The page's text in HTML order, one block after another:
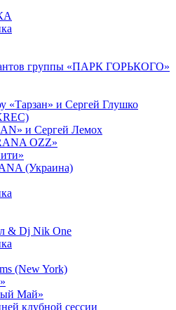
группы «ПАРК ГОРЬКОГО»
«Тарзан» и Сергей Глушко
и Сергей Лемох
OZZ»
(Украина)
& Dj Nik One
(New York)
Май»
клубной сессии